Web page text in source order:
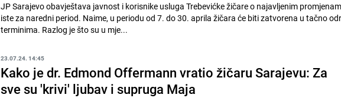
JP Sarajevo obavještava javnost i korisnike usluga Trebevićke žičare o najavljenim
iste za naredni period. Naime, u periodu od 7. do 30. aprila žičara će biti zatvorena u tačno
terminima. Razlog je što su u mje...
23.07.24. 14:45
Kako je dr. Edmond Offermann vratio žičaru Sarajevu: Za
sve su 'krivi' ljubav i supruga Maja